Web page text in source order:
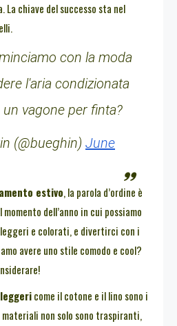
La chiave del successo sta nel
con la moda
l'aria condizionata
vagone per finta?
(@bueghin) June
estivo, la parola d’ordine è
dell’anno in cui possiamo
e colorati, e divertirci con i
avere uno stile comodo e cool?
come il cotone e il lino sono i
non solo sono traspiranti,